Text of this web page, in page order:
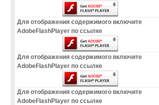
Для отображения содержимого включите
AdobeFlashPlayer по ссылке
Для отображения содержимого включите
AdobeFlashPlayer по ссылке
Для отображения содержимого включите
AdobeFlashPlayer по ссылке